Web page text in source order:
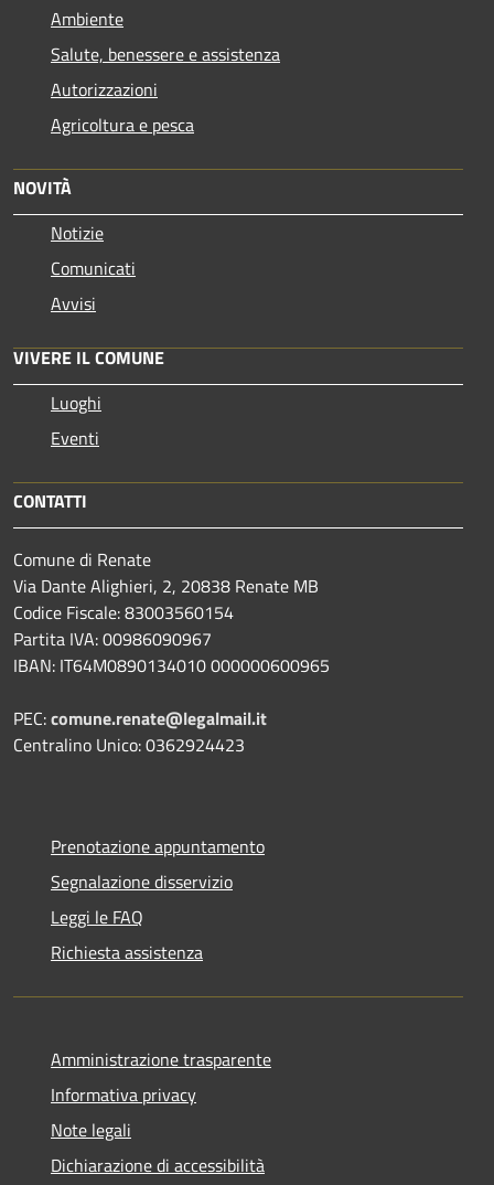
Ambiente
Salute, benessere e assistenza
Autorizzazioni
Agricoltura e pesca
NOVITÀ
Notizie
Comunicati
Avvisi
VIVERE IL COMUNE
Luoghi
Eventi
CONTATTI
Comune di Renate
Via Dante Alighieri, 2, 20838 Renate MB
Codice Fiscale: 83003560154
Partita IVA: 00986090967
IBAN: IT64M0890134010 000000600965
PEC:comune.renate@legalmail.it
Centralino Unico: 0362924423
Prenotazione appuntamento
Segnalazione disservizio
Leggi le FAQ
Richiesta assistenza
Amministrazione trasparente
Informativa privacy
Note legali
Dichiarazione di accessibilità